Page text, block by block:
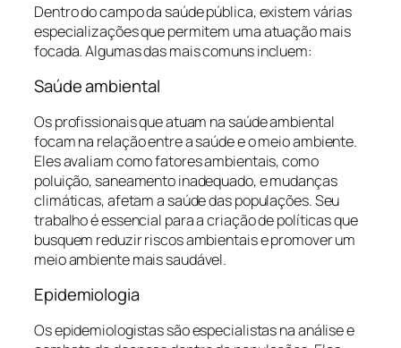
Dentro do campo da saúde pública, existem várias
especializações que permitem uma atuação mais
focada. Algumas das mais comuns incluem:
Saúde ambiental
Os profissionais que atuam na saúde ambiental
focam na relação entre a saúde e o meio ambiente.
Eles avaliam como fatores ambientais, como
poluição, saneamento inadequado, e mudanças
climáticas, afetam a saúde das populações. Seu
trabalho é essencial para a criação de políticas que
busquem reduzir riscos ambientais e promover um
meio ambiente mais saudável.
Epidemiologia
Os epidemiologistas são especialistas na análise e